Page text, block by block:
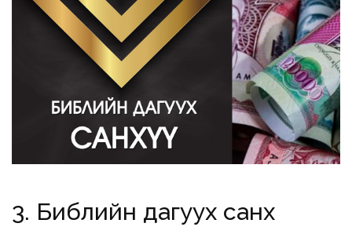
3. Библийн дагуух санхүү